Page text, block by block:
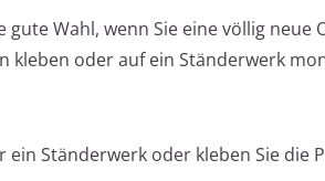
Wahl, wenn Sie eine völlig
kleben oder auf ein Ständerwerk
ein Ständerwerk oder kleben Sie die